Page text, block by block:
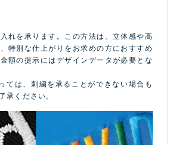
れを承ります。この方法は、立体感や高
特別な仕上がりをお求めの方におすすめ
額の提示にはデザインデータが必要とな
ては、刺繍を承ることができない場合も
承ください。